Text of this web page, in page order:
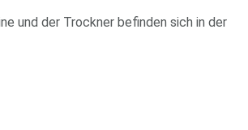
und der Trockner befinden sich in der